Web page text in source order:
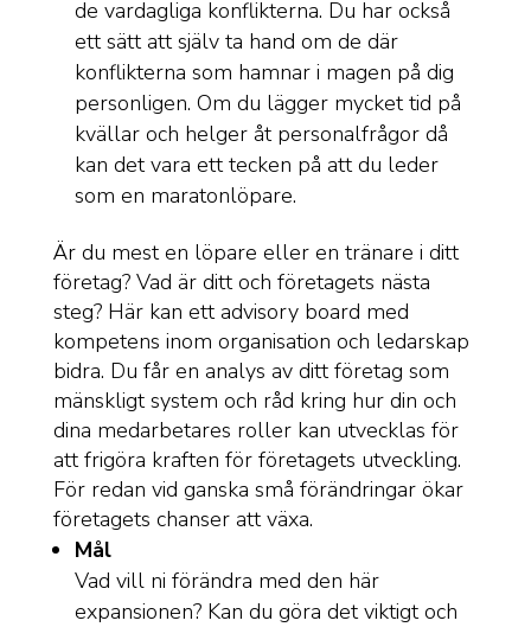
de vardagliga konflikterna. Du har också
ett sätt att själv ta hand om de där
konflikterna som hamnar i magen på dig
personligen. Om du lägger mycket tid på
kvällar och helger åt personalfrågor då
kan det vara ett tecken på att du leder
som en maratonlöpare.
Är du mest en löpare eller en tränare i ditt
företag? Vad är ditt och företagets nästa
steg? Här kan ett advisory board med
kompetens inom organisation och ledarskap
bidra. Du får en analys av ditt företag som
mänskligt system och råd kring hur din och
dina medarbetares roller kan utvecklas för
att frigöra kraften för företagets utveckling.
För redan vid ganska små förändringar ökar
företagets chanser att växa.
Mål
Vad vill ni förändra med den här
expansionen? Kan du göra det viktigt och